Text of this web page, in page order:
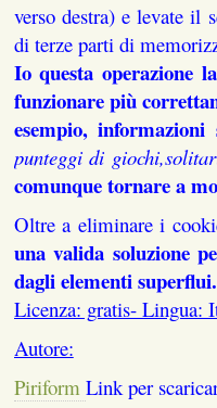
verso destra) e levate il
di terze parti di
Io questa operazione
funzionare più
esempio,
punteggi di
comunque tornare a
Oltre a eliminare i
una valida soluzione
dagli elementi superflui.
Licenza: gratis- Lingua:
Autore:
Piriform Link per